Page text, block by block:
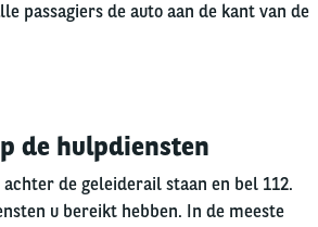
passagiers de auto aan de kant van de
de hulpdiensten
de geleiderail staan en bel 112.
u bereikt hebben. In de meeste